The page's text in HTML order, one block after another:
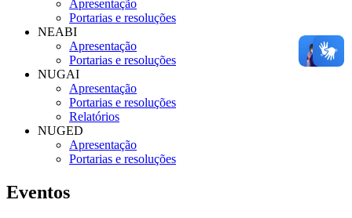
Apresentação
Portarias e resoluções
NEABI
Apresentação
Portarias e resoluções
NUGAI
Apresentação
Portarias e resoluções
Relatórios
NUGED
Apresentação
Portarias e resoluções
Eventos